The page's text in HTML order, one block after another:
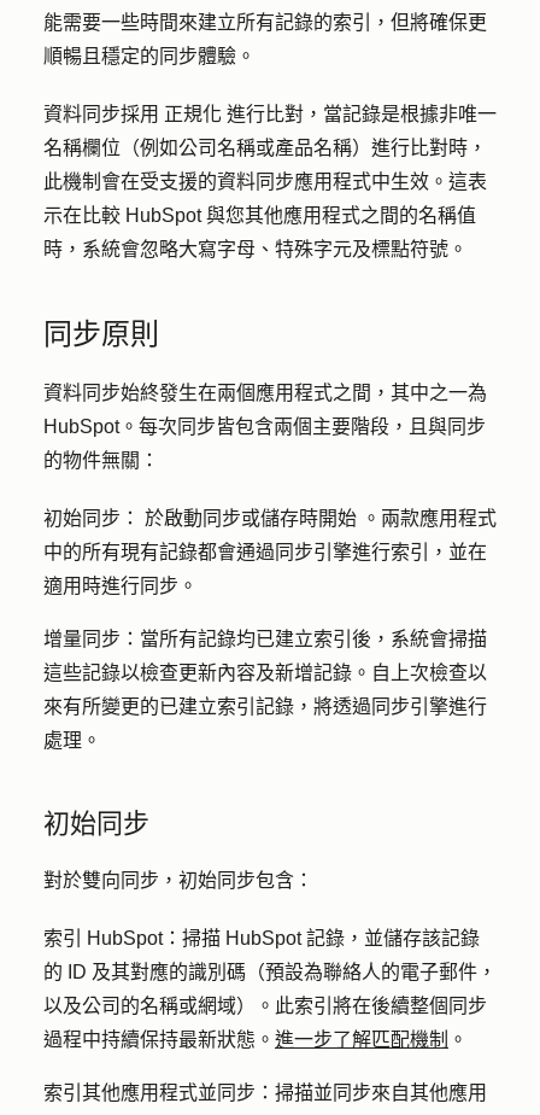
能需要一些時間來建立所有記錄的索引，但將確保更
順暢且穩定的同步體驗。
資料同步採用 正規化 進行比對，當記錄是根據非唯一
名稱欄位（例如公司名稱或產品名稱）進行比對時，
此機制會在受支援的資料同步應用程式中生效。這表
示在比較 HubSpot 與您其他應用程式之間的名稱值
時，系統會忽略大寫字母、特殊字元及標點符號。
同步原則
資料同步始終發生在兩個應用程式之間，其中之一為
HubSpot。每次同步皆包含兩個主要階段，且與同步
的物件無關：
初始同步： 於啟動同步或儲存時開始 。兩款應用程式
中的所有現有記錄都會通過同步引擎進行索引，並在
適用時進行同步。
增量同步： 當所有記錄均已建立索引後，系統會掃描
這些記錄以檢查更新內容及新增記錄。自上次檢查以
來有所變更的已建立索引記錄，將透過同步引擎進行
處理。
初始同步
對於雙向同步，初始同步包含：
索引 HubSpot： 掃描 HubSpot 記錄，並儲存該記錄
的 ID 及其對應的識別碼（預設為聯絡人的電子郵件，
以及公司的名稱或網域）。此索引將在後續整個同步
過程中持續保持最新狀態。 進一步了解匹配機制 。
索引其他應用程式並同步： 掃描並同步來自其他應用